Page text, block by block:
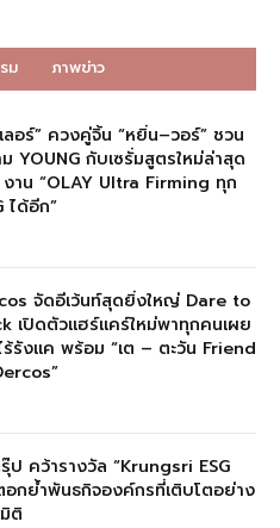
ม ภาพข่าว
ลอร์” ควงคู่จิ้น “หยิ่น–วอร์” ชวน
YOUNG กับเซรั่มสูตรใหม่ล่าสุด
งาน “OLAY Ultra Firming ทุก
ได้อีก”
จัดอีเว้นท์สุดยิ่งใหญ่ Dare to
เปิดตัวแฮร์แคร์ใหม่พาทุกคนเผย
ร้รังแค พร้อม “เต – ตะวัน Friend
ป คว้ารางวัล “Krungsri ESG
กย้ำพันธกิจองค์กรที่เติบโตอย่าง
ติ